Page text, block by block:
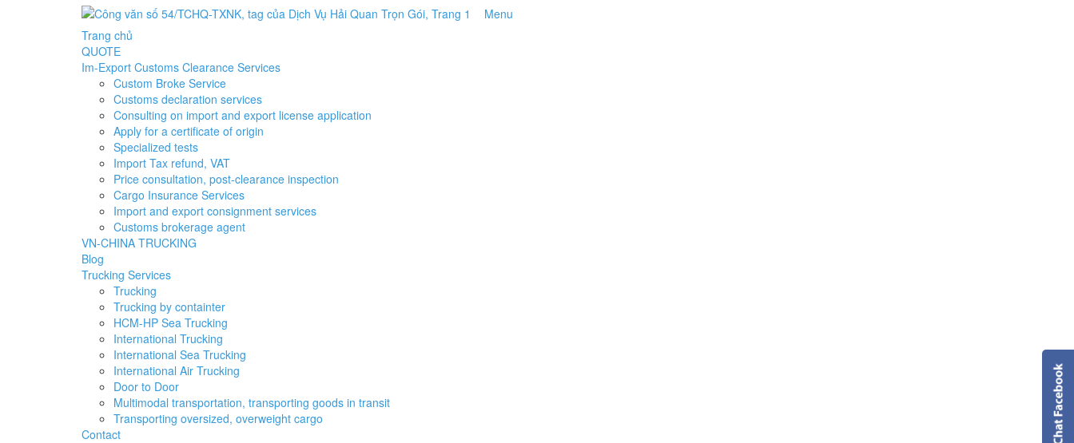
Menu
Trang chủ
QUOTE
Im-Export Customs Clearance Services
Custom Broke Service
Customs declaration services
Consulting on import and export license application
Apply for a certificate of origin
Specialized tests
Import Tax refund, VAT
Price consultation, post-clearance inspection
Cargo Insurance Services
Import and export consignment services
Customs brokerage agent
VN-CHINA TRUCKING
Blog
Trucking Services
Trucking
Trucking by containter
HCM-HP Sea Trucking
International Trucking
International Sea Trucking
International Air Trucking
Door to Door
Multimodal transportation, transporting goods in transit
Transporting oversized, overweight cargo
Contact